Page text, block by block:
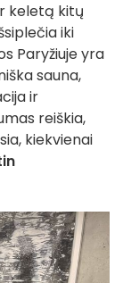
keletą kitų
iki
Paryžiuje yra
sauna,
ir
reiškia,
kiekvienai